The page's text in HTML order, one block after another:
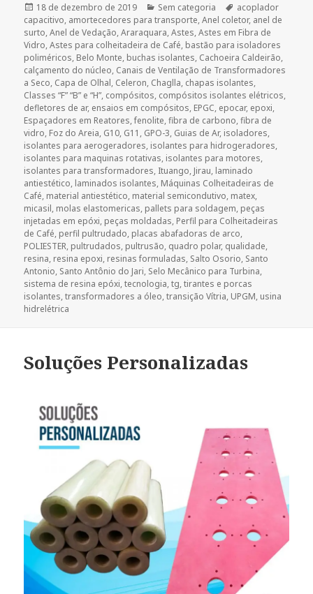
Publicado
em
18 de dezembro de 2019 Categorias
Sem categoria Tags
acoplador
capacitivo, amortecedores para transporte,Anel coletor, anel de
surto,Anel de Vedação,Araraquara,Astes,Astes em Fibra de
Vidro,Astes para colheitadeira de Café, bastão para isoladores
poliméricos, Belo Monte, buchas isolantes, Cachoeira Caldeirão,
calçamento do núcleo, Canais de Ventilação de Transformadores
a Seco, Capa de Olhal, Celeron, Chaglla, chapas isolantes,
Classes “F” “B” e “H”, compósitos, compósitos isolantes elétricos,
defletores de ar, ensaios em compósitos, EPGC, epocar, epoxi,
Espaçadores em Reatores,fenolite,fibra de carbono,fibra de
vidro, Foz do Areia, G10, G11 , GPO-3, Guias de Ar, isoladores,
isolantes para aerogeradores, isolantes para hidrogeradores,
isolantes para maquinas rotativas, isolantes para motores,
isolantes para transformadores, Ituango, Jirau, laminado
antiestético, laminados isolantes, Máquinas Colheitadeiras de
Café, material antiestético, material semicondutivo, matex,
micasil, molas elastomericas, pallets para soldagem, peças
injetadas em epóxi, peças moldadas, Perfil para Colheitadeiras
de Café, perfil pultrudado, placas abafadoras de arco,
POLIESTER, pultrudados, pultrusão, quadro polar, qualidade,
resina, resina epoxi, resinas formuladas, Salto Osorio, Santo
Antonio, Santo Antônio do Jari, Selo Mecânico para Turbina,
sistema de resina epóxi,tecnologia,tg,tirantes e porcas
isolantes,transformadores a óleo,transição Vítria, UPGM, usina
hidrelétrica
Soluções Personalizadas